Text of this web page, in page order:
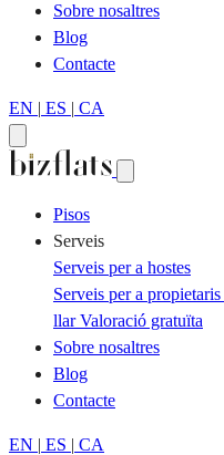
Sobre nosaltres
Blog
Contacte
EN | ES | CA
Pisos
Serveis
Serveis per a hostes
Serveis per a propietaris
llarValoració gratuïta
Sobre nosaltres
Blog
Contacte
EN | ES | CA